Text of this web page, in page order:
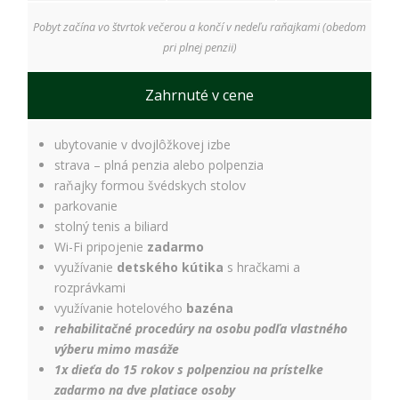
Pobyt začína vo štvrtok večerou a končí v nedeľu raňajkami (obedom
pri plnej penzii)
Zahrnuté v cene
ubytovanie v dvojlôžkovej izbe
strava – plná penzia alebo polpenzia
raňajky formou švédskych stolov
parkovanie
stolný tenis a biliard
Wi-Fi pripojenie zadarmo
využívanie detského kútika s hračkami a
rozprávkami
využívanie hotelového bazéna
rehabilitačné procedúry na osobu podľa vlastného
výberu mimo masáže
1x dieťa do 15 rokov s polpenziou na prístelke
zadarmo na dve platiace osoby